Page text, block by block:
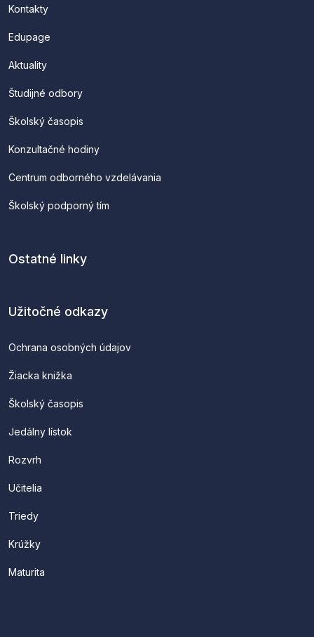
Kontakty
Edupage
Aktuality
Študijné odbory
Školský časopis
Konzultačné hodiny
Centrum odborného vzdelávania
Školský podporný tím
Ostatné linky
Užitočné odkazy
Ochrana osobných údajov
Žiacka knižka
Školský časopis
Jedálny lístok
Rozvrh
Učitelia
Triedy
Krúžky
Maturita